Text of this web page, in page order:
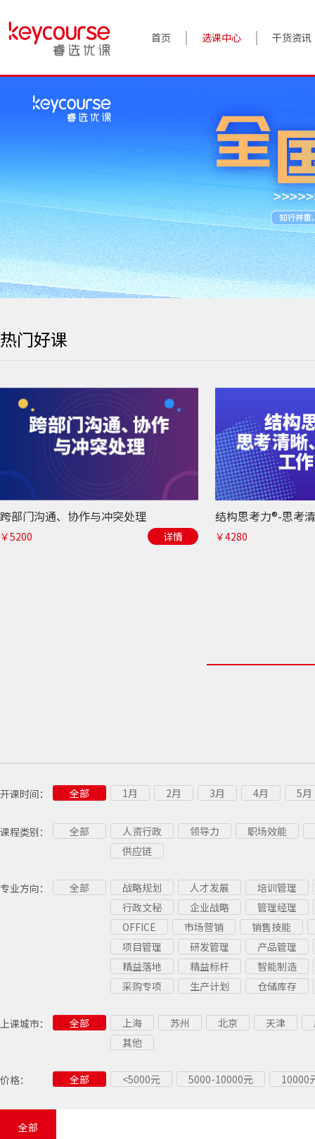
首页 选课中心 干货资讯
政策前沿
答疑精选
睿选视角
热门好课
跨部门沟通、协作与冲突处理
￥5200 详情 ￥4280
开课时间： 全部 1月 2月 3月 4月 5月
课程类别： 全部 人资行政 领导力
职场效能
供应链
专业方向： 全部 战略规划 人才发展
培训管理
行政文秘
企业战略
管理经理
OFFICE
市场营销
销售技能
项目管理
研发管理
产品管理
精益落地
精益标杆
智能制造
采购专项
生产计划 仓储库存
上课城市： 全部 上海 苏州 北京 天津
其他
价格： 全部 <5000元 5000-10000元 10000
全部